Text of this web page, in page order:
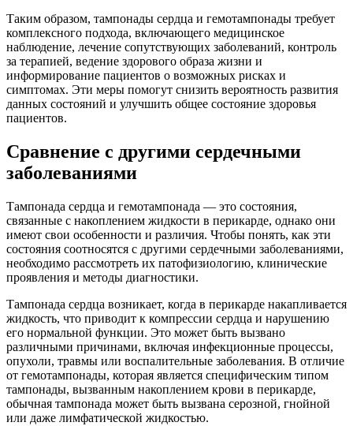
Таким образом, тампонады сердца и гемотампонады требует
комплексного подхода, включающего медицинское
наблюдение, лечение сопутствующих заболеваний, контроль
за терапией, ведение здорового образа жизни и
информирование пациентов о возможных рисках и
симптомах. Эти меры помогут снизить вероятность развития
данных состояний и улучшить общее состояние здоровья
пациентов.
Сравнение с другими сердечными
заболеваниями
Тампонада сердца и гемотампонада — это состояния,
связанные с накоплением жидкости в перикарде, однако они
имеют свои особенности и различия. Чтобы понять, как эти
состояния соотносятся с другими сердечными заболеваниями,
необходимо рассмотреть их патофизиологию, клинические
проявления и методы диагностики.
Тампонада сердца возникает, когда в перикарде накапливается
жидкость, что приводит к компрессии сердца и нарушению
его нормальной функции. Это может быть вызвано
различными причинами, включая инфекционные процессы,
опухоли, травмы или воспалительные заболевания. В отличие
от гемотампонады, которая является специфическим типом
тампонады, вызванным накоплением крови в перикарде,
обычная тампонада может быть вызвана серозной, гнойной
или даже лимфатической жидкостью.